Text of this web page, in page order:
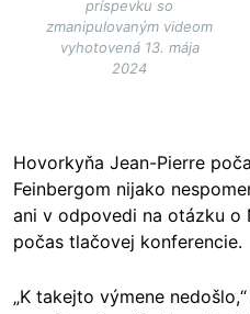
príspevku so
zmanipulovaným videom
vyhotovená 13. mája
2024
Hovorkyňa Jean-Pierre
Feinbergom nijako
ani v odpovedi na otázku o
počas tlačovej konferencie.
„K takejto výmene